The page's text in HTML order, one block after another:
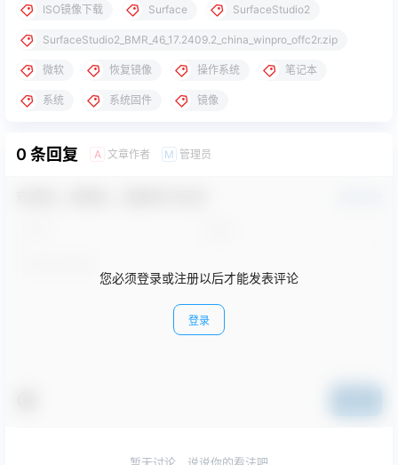
ISO镜像下载 Surface SurfaceStudio2
SurfaceStudio2_BMR_46_17.2409.2_china_winpro_offc2r.zip
微软 恢复镜像 操作系统 笔记本
系统 系统固件 镜像
0 条回复 A 文章作者 M 管理员
您必须登录或注册以后才能发表评论
登录